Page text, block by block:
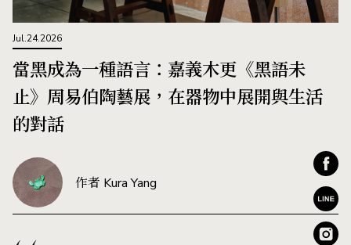
Jul.24.2026
當黑成為一種語言：嘉義木更《黑語未
止》周易伯陶藝展，在器物中展開與生活
的對話
作者 Kura Yang